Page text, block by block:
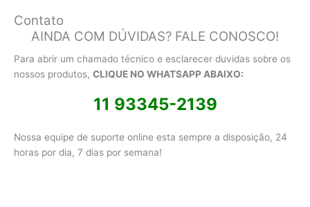
Contato
AINDA COM DÚVIDAS? FALE CONOSCO!
Para abrir um chamado técnico e esclarecer duvidas sobre os
nossos produtos, CLIQUE NO WHATSAPP ABAIXO:
11 93345-2139
Nossa equipe de suporte online esta sempre a disposição, 24
horas por dia, 7 dias por semana!